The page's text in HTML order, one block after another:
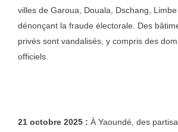
villes de Garoua, Douala, Dschang, Limbe
dénonçant la fraude électorale. Des
privés sont vandalisés, y compris des
officiels.
21 octobre 2025 : À Yaoundé, des